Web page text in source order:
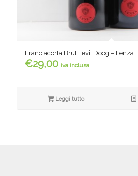
Franciacorta Brut Levi’ Docg – Lenza
€29,00 iva inclusa
Leggi tutto